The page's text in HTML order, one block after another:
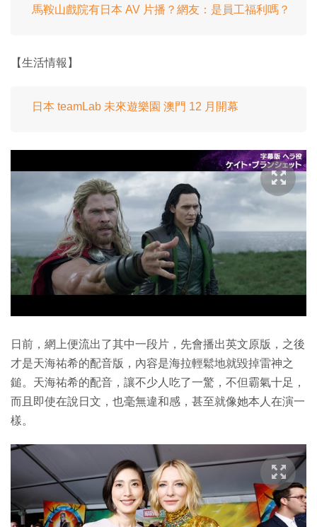
馬鞍山戲院有日本 AV 片播？網友：是員工福利嗎？
【生活情報】
日本 teamLab 未來遊樂園 澳門 12 月開幕
日前，網上便流出了其中一段片，先會播出英文原版，之後
才是天海祐希的配音版，內容是海拉輕鬆地就毀掉雷神之
鎚。天海祐希的配音，讓不少人吃了一驚，不但霸氣十足，
而且即使在說日文，也毫無違和感，甚至就像她本人在演一
樣。